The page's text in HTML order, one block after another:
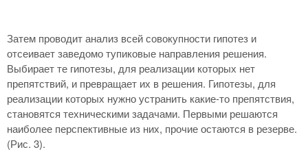
Затем проводит анализ всей совокупности гипотез и
отсеивает заведомо тупиковые направления решения.
Выбирает те гипотезы, для реализации которых нет
препятствий, и превращает их в решения. Гипотезы, для
реализации которых нужно устранить какие-то препятствия,
становятся техническими задачами. Первыми решаются
наиболее перспективные из них, прочие остаются в резерве.
(Рис. 3).